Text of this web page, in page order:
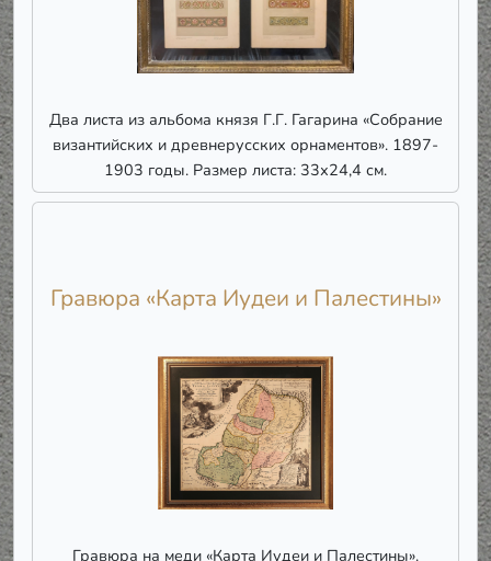
Два листа из альбома князя Г.Г. Гагарина «Собрание
византийских и древнерусских орнаментов». 1897-
1903 годы. Размер листа: 33х24,4 см.
Гравюра «Карта Иудеи и Палестины»
Гравюра на меди «Карта Иудеи и Палестины».